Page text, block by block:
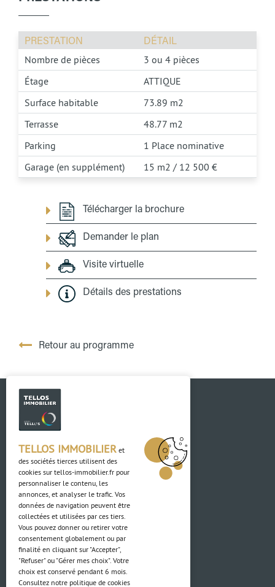
PRESTATION DÉTAIL
Nombre de pièces
3 ou 4 pièces
Étage
ATTIQUE
Surface habitable
73.89 m2
Terrasse
48.77 m2
Parking
1 Place nominative
Garage (en supplément)
15 m2 / 12 500 €
Télécharger la brochure
Demander le plan
Visite virtuelle
Détails des prestations
Retour au programme
Contact
03 88 04 84 84
Adresse
4 Rue du Ried
67850 Herrlisheim
TELLOS IMMOBILIER et
des sociétés tierces utilisent des
cookies sur tellos-immobilier.fr pour
personnaliser le contenu, les
annonces, et analyser le trafic. Vos
données de navigation peuvent être
collectées et utilisées par ces tiers.
Vous pouvez donner ou retirer votre
consentement globalement ou par
finalité en cliquant sur "Accepter",
"Refuser" ou "Gérer mes choix". Votre
choix est conservé pendant 6 mois.
Consultez notre politique de cookies